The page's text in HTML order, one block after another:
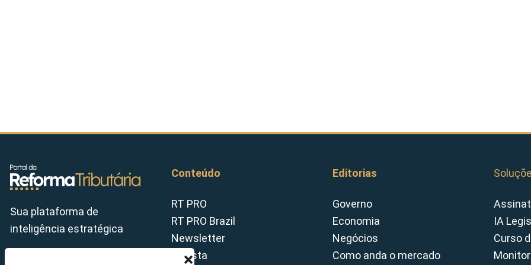
Sua plataforma de
inteligência estratégica
Conteúdo
RT PRO
RT PRO Brazil
Newsletter
Revista
Editorias
Governo
Economia
Negócios
Como anda o mercado
IA
Curso